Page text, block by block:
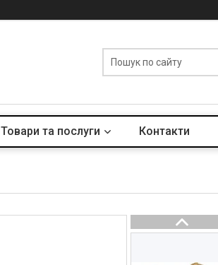
Товари та послуги Контакти